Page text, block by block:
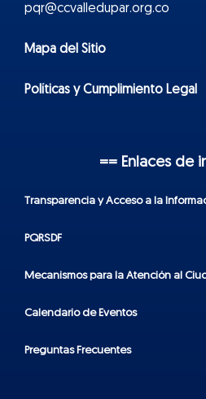
pqr@ccvalledupar.org.co
Mapa del Sitio
Políticas y Cumplimiento Legal
== Enlaces de
Transparencia y Acceso a la
PQRSDF
Mecanismos para la Atención al
Calendario de Eventos
Preguntas Frecuentes